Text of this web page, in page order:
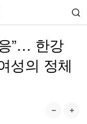
”… 한강
성의 정체